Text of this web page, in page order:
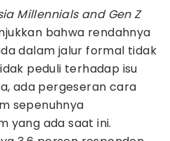
Millennials and Gen Z
bahwa rendahnya
dalam jalur formal tidak
peduli terhadap isu
ada pergeseran cara
sepenuhnya
yang ada saat ini.